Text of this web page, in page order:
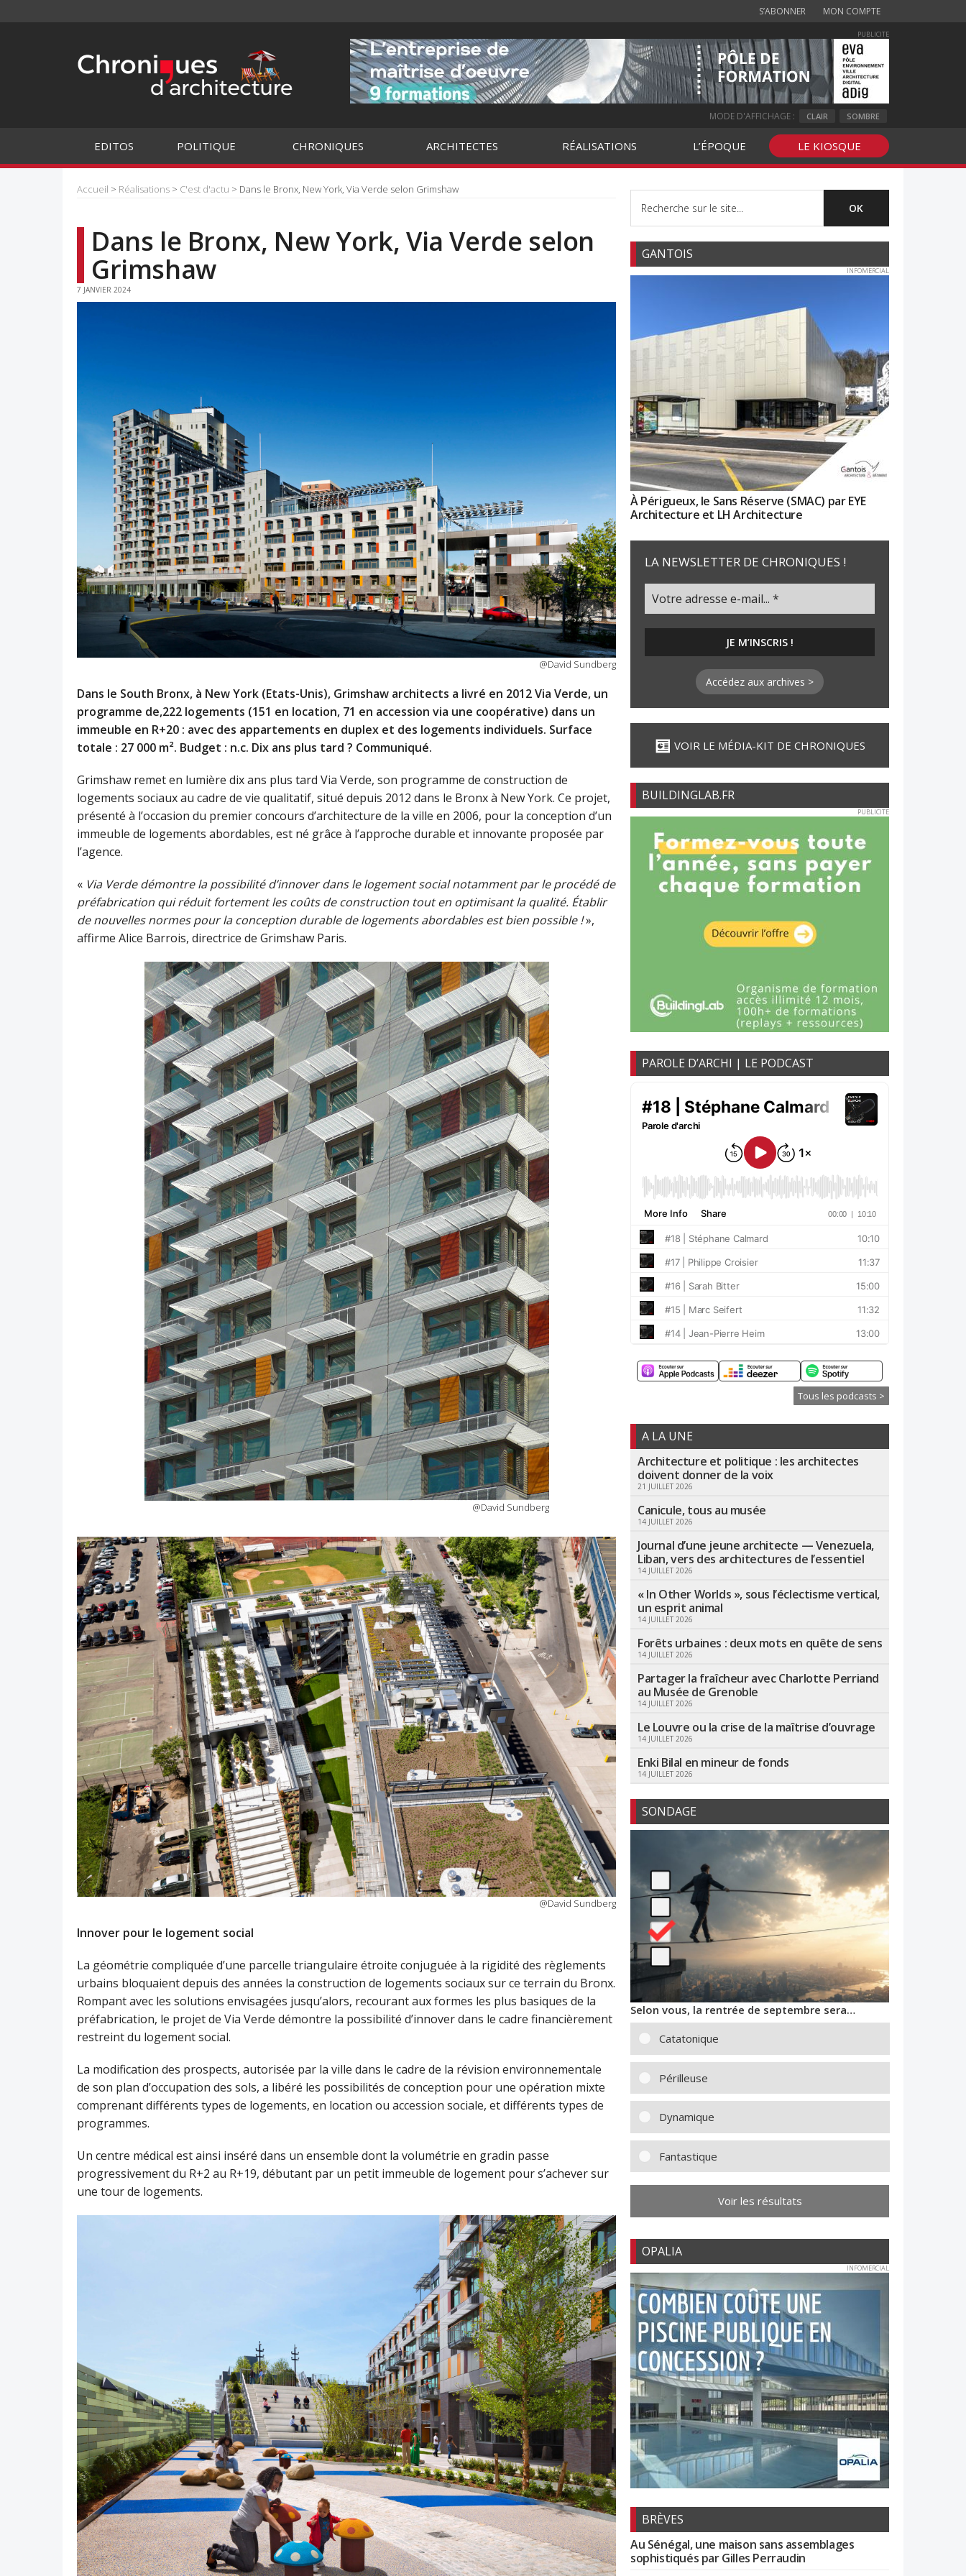
S’ABONNER MON COMPTE
PUBLICITE
MODE D'AFFICHAGE : CLAIR SOMBRE
EDITOS POLITIQUE CHRONIQUES ARCHITECTES RÉALISATIONS L’ÉPOQUE LE KIOSQUE
Accueil > Réalisations > C'est d'actu > Dans le Bronx, New York, Via Verde selon Grimshaw
Dans le Bronx, New York, Via Verde selon
Grimshaw
7 JANVIER 2024
@David Sundberg
Dans le South Bronx, à New York (Etats-Unis), Grimshaw architects a livré en 2012 Via Verde, un
programme de,222 logements (151 en location, 71 en accession via une coopérative) dans un
immeuble en R+20 : avec des appartements en duplex et des logements individuels. Surface
totale : 27 000 m². Budget : n.c. Dix ans plus tard ? Communiqué.
Grimshaw remet en lumière dix ans plus tard Via Verde, son programme de construction de
logements sociaux au cadre de vie qualitatif, situé depuis 2012 dans le Bronx à New York. Ce projet,
présenté à l’occasion du premier concours d’architecture de la ville en 2006, pour la conception d’un
immeuble de logements abordables, est né grâce à l’approche durable et innovante proposée par
l’agence.
« Via Verde démontre la possibilité d’innover dans le logement social notamment par le procédé de
préfabrication qui réduit fortement les coûts de construction tout en optimisant la qualité. Établir
de nouvelles normes pour la conception durable de logements abordables est bien possible !»,
affirme Alice Barrois, directrice de Grimshaw Paris.
@David Sundberg
@David Sundberg
Innover pour le logement social
La géométrie compliquée d’une parcelle triangulaire étroite conjuguée à la rigidité des règlements
urbains bloquaient depuis des années la construction de logements sociaux sur ce terrain du Bronx.
Rompant avec les solutions envisagées jusqu’alors, recourant aux formes les plus basiques de la
préfabrication, le projet de Via Verde démontre la possibilité d’innover dans le cadre financièrement
restreint du logement social.
La modification des prospects, autorisée par la ville dans le cadre de la révision environnementale
de son plan d’occupation des sols, a libéré les possibilités de conception pour une opération mixte
comprenant différents types de logements, en location ou accession sociale, et différents types de
programmes.
Un centre médical est ainsi inséré dans un ensemble dont la volumétrie en gradin passe
progressivement du R+2 au R+19, débutant par un petit immeuble de logement pour s’achever sur
une tour de logements.
GANTOIS
INFOMERCIAL
À Périgueux, le Sans Réserve (SMAC) par EYE
Architecture et LH Architecture
LA NEWSLETTER DE CHRONIQUES !
Accédez aux archives >
VOIR LE MÉDIA-KIT DE CHRONIQUES
BUILDINGLAB.FR
PUBLICITE
PAROLE D’ARCHI | LE PODCAST
Tous les podcasts >
A LA UNE
Architecture et politique : les architectes
doivent donner de la voix
21 JUILLET 2026
Canicule, tous au musée
14 JUILLET 2026
Journal d’une jeune architecte — Venezuela,
Liban, vers des architectures de l’essentiel
14 JUILLET 2026
« In Other Worlds », sous l’éclectisme vertical,
un esprit animal
14 JUILLET 2026
Forêts urbaines : deux mots en quête de sens
14 JUILLET 2026
Partager la fraîcheur avec Charlotte Perriand
au Musée de Grenoble
14 JUILLET 2026
Le Louvre ou la crise de la maîtrise d’ouvrage
14 JUILLET 2026
Enki Bilal en mineur de fonds
14 JUILLET 2026
SONDAGE
Selon vous, la rentrée de septembre sera…
Catatonique
Périlleuse
Dynamique
Fantastique
Voir les résultats
OPALIA
INFOMERCIAL
BRÈVES
Au Sénégal, une maison sans assemblages
sophistiqués par Gilles Perraudin